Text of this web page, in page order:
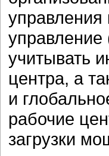
управление
учитывать
центра, а
и
рабочие
загрузки